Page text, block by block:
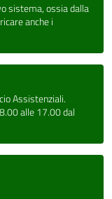
sistema, ossia dalla
anche i
Assistenziali.
alle 17.00 dal